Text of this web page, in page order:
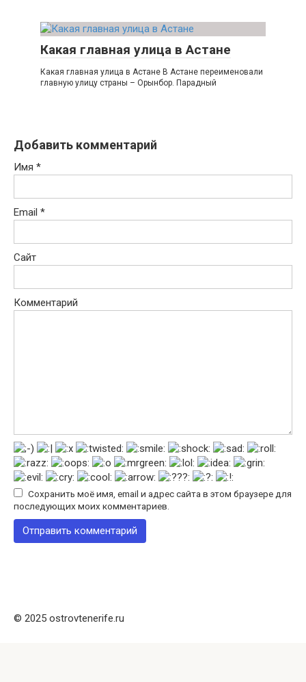
Какая главная улица в Астане
Какая главная улица в Астане В Астане переименовали
главную улицу страны – Орынбор. Парадный
Добавить комментарий
Имя *
Email *
Сайт
Комментарий
Сохранить моё имя, email и адрес сайта в этом браузере для
последующих моих комментариев.
© 2025 ostrovtenerife.ru